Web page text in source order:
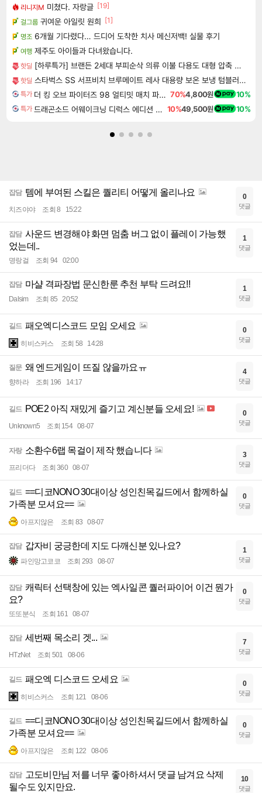
리니지M 미쳤다. 자랑글 [19]
걸그룹 귀여운 아일릿 원희 [1]
명조 6개월 기다렸다… 드디어 도착한 치사 메신저백! 실물 후기
여행 제주도 아이들과 다녀왔습니다.
핫딜 [하루특가] 브랜든 2세대 부피순삭 의류 이불 다용도 대형 압축 파우치 2매세트
핫딜 스타벅스 SS 서프비치 브루메이트 레사 대용량 보온 보냉 텀블러 콜드컵 887ml
특가 더 킹 오브 파이터즈 98 얼티밋 매치 파이널 에디션 THE KING OF FIGHTERS 98 ULTIMATE MATCH FINAL EDITION 70%4,800원 10%
특가 드래곤소드 어웨이크닝 디럭스 에디션 DragonSword Awakening Deluxe Edition 10%49,500원 10%
잡담 템에 부여된 스킬은 퀄리티 어떻게 올리나요
치즈야야 조회 8 15:22
0
댓글
잡담 사운드 변경해야 화면 멈춤 버그 없이 플레이 가능했
었는데..
명랑걸 조회 94 02:00
1
댓글
잡담 마샬 격파장법 문신한룬 추천 부탁 드려요!!
Dalsim 조회 85 20:52
1
댓글
길드 패오엑디스코드 모임 오세요
히비스커스 조회 58 14:28
0
댓글
질문 왜 엔드게임이 뜨질 않을까요ㅠ
향하라 조회 196 14:17
4
댓글
길드 POE2 아직 재밌게 즐기고 계신분들 오세요!
Unknown5 조회 154 08-07
0
댓글
자랑 소환수6랩 목걸이 제작 했습니다
프리더다 조회 360 08-07
3
댓글
길드 ==디코NONO 30대이상 성인친목길드에서 함께하실
가족분 모셔요==
아프지않은 조회 83 08-07
0
댓글
잡담 갑자비 궁긍한데 지도 다깨신분 있나요?
파인망고코코 조회 293 08-07
1
댓글
잡담 캐릭터 선택창에 있는 엑사일콘 퀄러파이어 이건 뭔가
요?
또또분식 조회 161 08-07
0
댓글
잡담 세번째 목소리 겟...
HTzNet 조회 501 08-06
7
댓글
길드 패오엑 디스코드 오세요
히비스커스 조회 121 08-06
0
댓글
길드 ==디코NONO 30대이상 성인친목길드에서 함께하실
가족분 모셔요==
아프지않은 조회 122 08-06
0
댓글
잡담 고도비만님 저를 너무 좋아하셔서 댓글 남겨요 삭제
될수도 있지만요.
10
댓글